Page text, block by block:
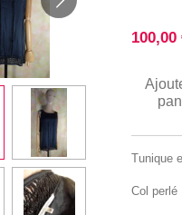
100,00
Tunique
Col perlé